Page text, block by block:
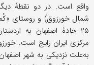
واقع است. در دو نقطۀ
شمال خورزوق) و روستای
۲۵ جادۀ اصفهان به
به‌علت نزدیکی به شهر